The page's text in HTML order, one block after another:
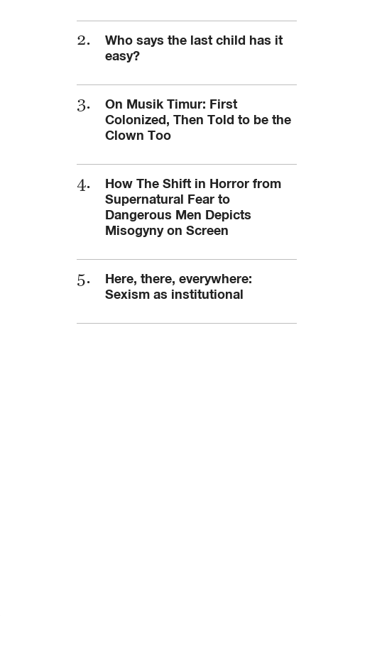
Who says the last child has it
easy?
On Musik Timur: First
Colonized, Then Told to be the
Clown Too
How The Shift in Horror from
Supernatural Fear to
Dangerous Men Depicts
Misogyny on Screen
Here, there, everywhere:
Sexism as institutional